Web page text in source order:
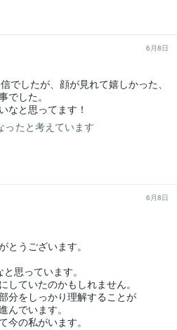
6月8日
でしたが、顔が見れて嬉しかった、
でした。
なと思ってます！
ったと考えています
6月8日
とうございます。
思っています。
していたのかもしれません。
分をしっかり理解することが
んでいます。
今の私がいます。